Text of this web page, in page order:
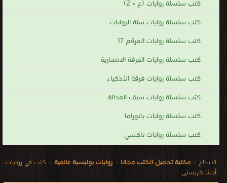
كتب سلسلة روايات (ع × 2)
كتب سلسلة روايات سلة الروايات
كتب سلسلة روايات المرقم 17
كتب سلسلة روايات الفرقة الانتحارية
كتب سلسلة روايات فرقة الأذكياء
كتب سلسلة روايات سيف العدالة
كتب سلسلة روايات بانوراما
كتب سلسلة روايات تاكسي
الابداع > مكتبة تحميل الكتب مجانا > روايات بوليسية عالمية > كتب في روايات
أجاثا كريستى